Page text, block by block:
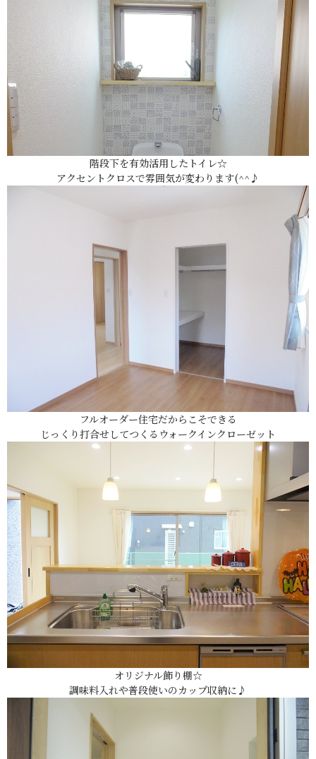
階段下を有効活用したトイレ☆
アクセントクロスで雰囲気が変わります(^^♪
フルオーダー住宅だからこそできる
じっくり打合せしてつくるウォークインクローゼット
オリジナル飾り棚☆
調味料入れや普段使いのカップ収納に♪